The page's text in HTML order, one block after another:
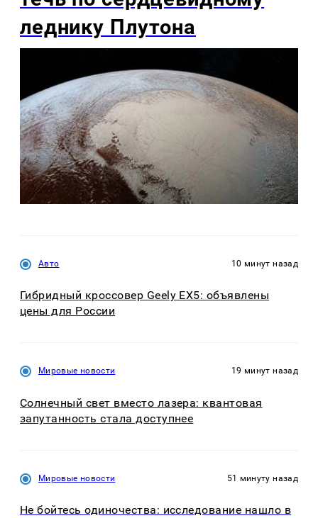
леднику Плутона
Авто 10 минут назад
Гибридный кроссовер Geely EX5: объявлены
цены для России
Мировые новости 19 минут назад
Солнечный свет вместо лазера: квантовая
запутанность стала доступнее
Мировые новости 51 минуту назад
Не бойтесь одиночества: исследование нашло в